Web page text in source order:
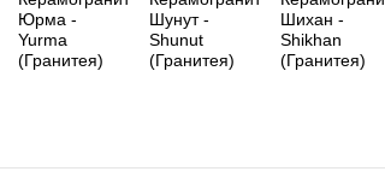
Юрма -
Yurma
(Гранитея)
Шунут -
Shunut
(Гранитея)
Шихан -
Shikhan
(Гранитея)